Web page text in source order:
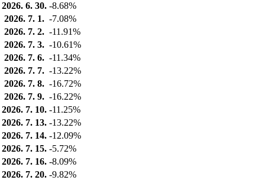
2026. 6. 30. -8.68%
2026. 7. 1. -7.08%
2026. 7. 2. -11.91%
2026. 7. 3. -10.61%
2026. 7. 6. -11.34%
2026. 7. 7. -13.22%
2026. 7. 8. -16.72%
2026. 7. 9. -16.22%
2026. 7. 10. -11.25%
2026. 7. 13. -13.22%
2026. 7. 14. -12.09%
2026. 7. 15. -5.72%
2026. 7. 16. -8.09%
2026. 7. 20. -9.82%